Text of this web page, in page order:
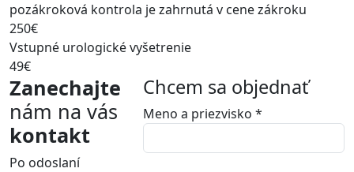
pozákroková kontrola je zahrnutá v cene zákroku
250€
Vstupné urologické vyšetrenie
49€
Zanechajte
nám na vás
kontakt
Po odoslaní
Chcem sa objednať
Meno a priezvisko*